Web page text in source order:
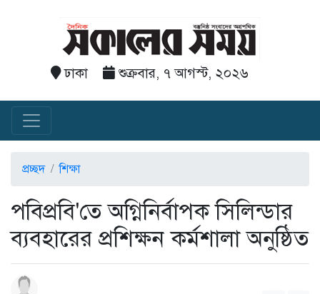
ঢাকা শুক্রবার, ৭ আগস্ট, ২০২৬
প্রচ্ছদ শিক্ষা
পবিপ্রবি'তে অগ্নিনির্বাপক সিলিন্ডার
ব্যবহারের প্রশিক্ষন কর্মশালা অনুষ্ঠিত